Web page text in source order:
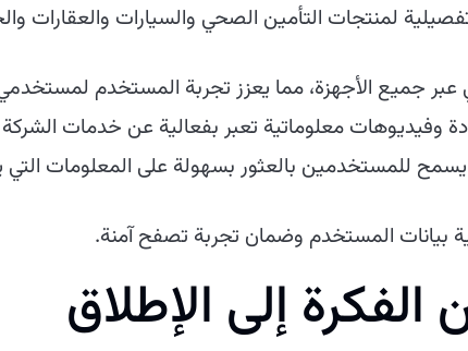
لمنتجات التأمين الصحي والسيارات والعقارات
جميع الأجهزة، مما يعزز تجربة المستخدم
وفيديوهات معلوماتية تعبر بفعالية عن خدمات الشركة
للمستخدمين بالعثور بسهولة على المعلومات التي
بيانات المستخدم وضمان تجربة تصفح آمنة.
إلى الإطلاق